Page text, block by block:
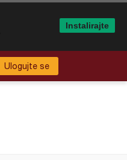
Ulogujte se
Instalirajte